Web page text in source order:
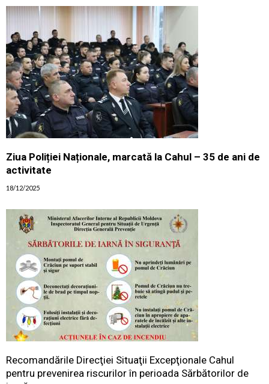
Ziua Poliției Naționale, marcată la Cahul – 35 de ani de
activitate
18/12/2025
Recomandările Direcţiei Situaţii Excepţionale Cahul
pentru prevenirea riscurilor în perioada Sărbătorilor de